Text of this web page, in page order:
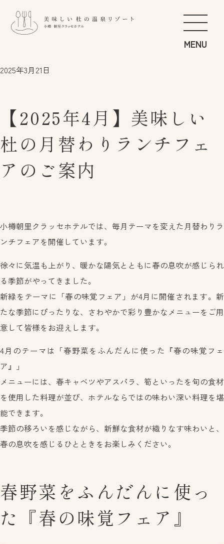
すこやかの遊 GET ACTIVE
にぎわいの季 BANQUET
ご滞在のすゝめ
アクセス
プライバシーポリシー
English
แบบไทย
ご予約 よくあるご質問
お問い合わせ
0134-52-3800
2025年3月21日
【2025年4月】美味しい
杜の月替わりランチフェ
アのご案内
小樽朝里クラッセホテルでは、毎月テーマを変えた月替わりラ
ンチフェアを開催しています。
徐々に気温も上がり、暖かな陽気とともに春の息吹が感じられ
る季節がやってきました。
新緑をテーマに「春の味覚フェア」が4月に開催されます。新
たな季節にぴったりな、さわやかで彩り豊かなメニューをご用
意して皆様をお迎えします。
4月のテーマは「春野菜をふんだんに使った『春の味覚フェ
ア』」
メニューには、春キャベツやアスパラ、筍といったを旬の食材
を使用した料理が並び、ホテルならではの味わい深い料理を堪
能できます。
季節の移ろいを感じながら、新鮮な食材が織りなす味わいと、
春の息吹を感じるひとときをお楽しみください。
春野菜をふんだんに使っ
た『春の味覚フェア』